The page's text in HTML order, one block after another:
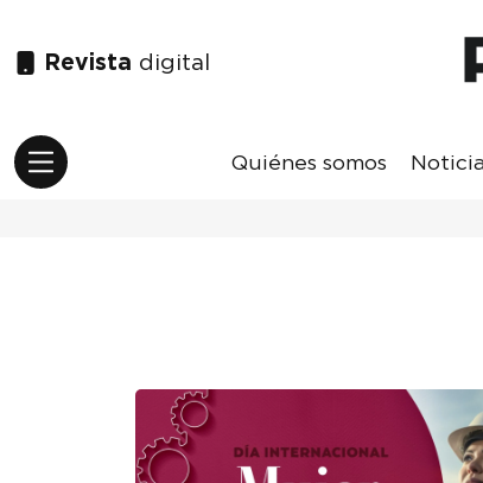
Revista digital
Quiénes somos